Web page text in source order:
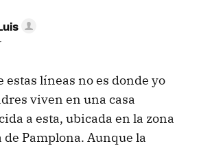
estas líneas no es donde yo
viven en una casa
a esta, ubicada en la zona
de Pamplona. Aunque la